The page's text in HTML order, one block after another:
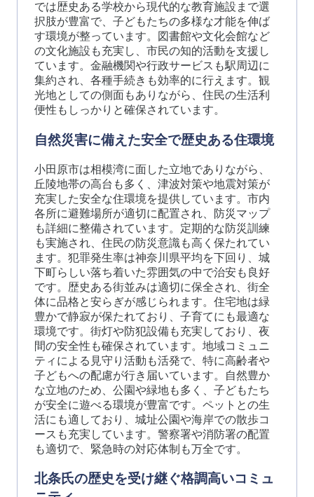
では歴史ある学校から現代的な教育施設まで選
択肢が豊富で、子どもたちの多様な才能を伸ば
す環境が整っています。図書館や文化会館など
の文化施設も充実し、市民の知的活動を支援し
ています。金融機関や行政サービスも駅周辺に
集約され、各種手続きも効率的に行えます。観
光地としての側面もありながら、住民の生活利
便性もしっかりと確保されています。
自然災害に備えた安全で歴史ある住環境
小田原市は相模湾に面した立地でありながら、
丘陵地帯の高台も多く、津波対策や地震対策が
充実した安全な住環境を提供しています。市内
各所に避難場所が適切に配置され、防災マップ
も詳細に整備されています。定期的な防災訓練
も実施され、住民の防災意識も高く保たれてい
ます。犯罪発生率は神奈川県平均を下回り、城
下町らしい落ち着いた雰囲気の中で治安も良好
です。歴史ある街並みは適切に保全され、街全
体に品格と安らぎが感じられます。住宅地は緑
豊かで静寂が保たれており、子育てにも最適な
環境です。街灯や防犯設備も充実しており、夜
間の安全性も確保されています。地域コミュニ
ティによる見守り活動も活発で、特に高齢者や
子どもへの配慮が行き届いています。自然豊か
な立地のため、公園や緑地も多く、子どもたち
が安全に遊べる環境が豊富です。ペットとの生
活にも適しており、城址公園や海岸での散歩コ
ースも充実しています。警察署や消防署の配置
も適切で、緊急時の対応体制も万全です。
北条氏の歴史を受け継ぐ格調高いコミュ